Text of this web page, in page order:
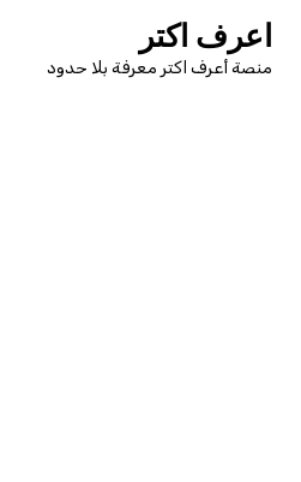
المحتوى
اعرف اكتر
منصة أعرف اكتر معرفة بلا حدود